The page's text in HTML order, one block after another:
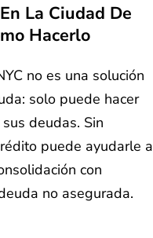
La Ciudad De
Hacerlo
no es una solución
solo puede hacer
deudas. Sin
puede ayudarle a
con
no asegurada.